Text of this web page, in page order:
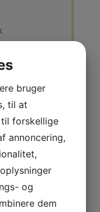
side?
bruger
til at
forskellige
annoncering,
og
dem